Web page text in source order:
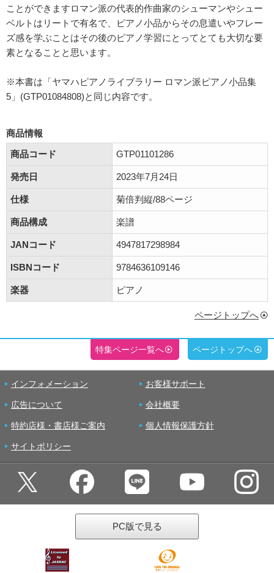
ことができますロマン派の代表的作曲家のシューマンやシュー
ベルトはリートで有名で、ピアノ小品からその息遣いやフレー
ズ感を学ぶことはその後のピアノ学習にとってとても大切な要
素となることと思います。
※本書は「ヤマハピアノライブラリー ロマン派ピアノ小品集
5」(GTP01084808)と同じ内容です。
商品情報
商品コード
GTP01101286
発売日 2023年7月24日
仕様 菊倍判縦/88ページ
商品構成 楽譜
JANコード 4947817298984
ISBNコード 9784636109146
楽器 ピアノ
ページトップへ
特集ページ一覧へ ページトップへ
インフォメーション お客様サポート
広告について 会社概要
特約店様・書店様ご案内 個人情報保護方針
サイトポリシー
PC版で見る